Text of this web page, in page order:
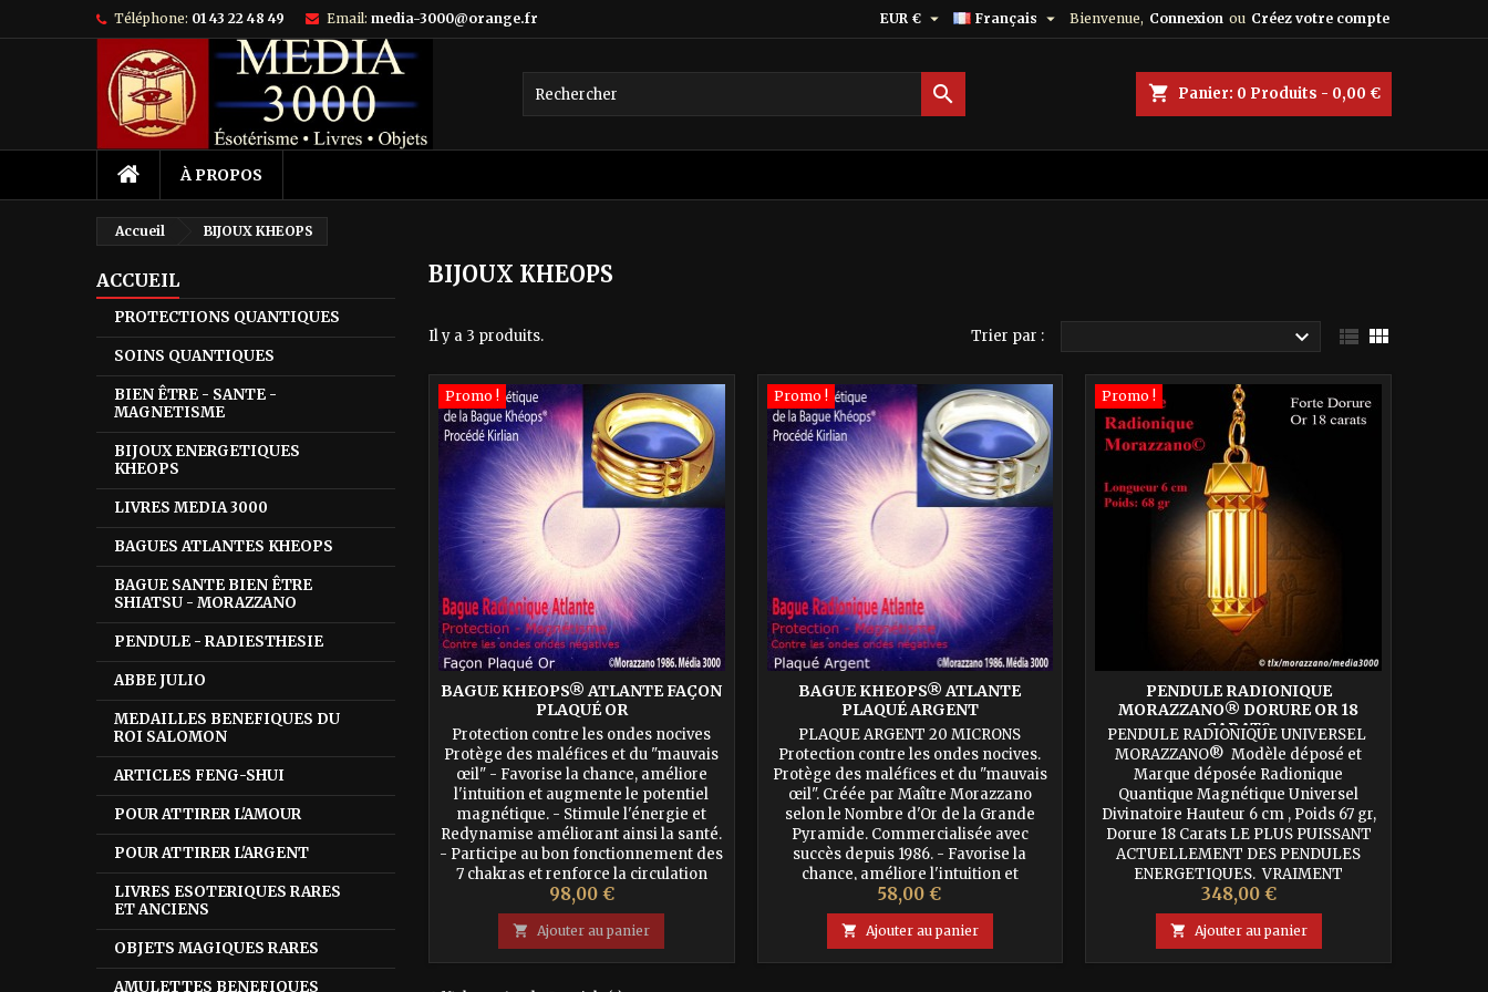
Téléphone: 01 43 22 48 49 Email: media-3000@orange.fr Bienvenue, Connexion ou Créez votre compte
Français 
EUR € 
shopping_cart Panier: 0 Produits - 0,00 €

À PROPOS
Accueil BIJOUX KHEOPS
ACCUEIL
PROTECTIONS QUANTIQUES
SOINS QUANTIQUES
BIEN ÊTRE - SANTE -
MAGNETISME
BIJOUX ENERGETIQUES
KHEOPS
LIVRES MEDIA 3000
BAGUES ATLANTES KHEOPS
BAGUE SANTE BIEN ÊTRE
SHIATSU - MORAZZANO
PENDULE - RADIESTHESIE
ABBE JULIO
MEDAILLES BENEFIQUES DU
ROI SALOMON
ARTICLES FENG-SHUI
POUR ATTIRER L'AMOUR
POUR ATTIRER L'ARGENT
LIVRES ESOTERIQUES RARES
ET ANCIENS
OBJETS MAGIQUES RARES
AMULETTES BENEFIQUES
BIJOUX KHEOPS
Il y a 3 produits. Trier par :   
Promo !
BAGUE KHEOPS® ATLANTE FAÇON
PLAQUÉ OR
Protection contre les ondes nocives
Protège des maléfices et du "mauvais
œil" - Favorise la chance, améliore
l'intuition et augmente le potentiel
magnétique. - Stimule l'énergie et
Redynamise améliorant ainsi la santé.
- Participe au bon fonctionnement des
7 chakras et renforce la circulation
énergétique le long de la kundalini. -
Améliore le potentiel...
Prix
98,00 €
 Ajouter au panier
Promo !
BAGUE KHEOPS® ATLANTE
PLAQUÉ ARGENT
PLAQUE ARGENT 20 MICRONS
Protection contre les ondes nocives.
Protège des maléfices et du "mauvais
œil". Créée par Maître Morazzano
selon le Nombre d'Or de la Grande
Pyramide. Commercialisée avec
succès depuis 1986. - Favorise la
chance, améliore l'intuition et
augmente le potentiel magnétique. -
Stimule l'énergie et Redynamise
améliorant ainsi la santé....
Prix
58,00 €
 Ajouter au panier
Promo !
PENDULE RADIONIQUE
MORAZZANO® DORURE OR 18
CARATS
PENDULE RADIONIQUE UNIVERSEL
MORAZZANO® Modèle déposé et
Marque déposée Radionique
Quantique Magnétique Universel
Divinatoire Hauteur 6 cm , Poids 67 gr,
Dorure 18 Carats LE PLUS PUISSANT
ACTUELLEMENT DES PENDULES
ENERGETIQUES. VRAIMENT
EXCEPTIONNEL. FABRICATION
ARTISANALE DE LUXE. Ce Pendule
exceptionnel conçu selon le Nombre
d'Or, est certainement le...
Prix
348,00 €
 Ajouter au panier